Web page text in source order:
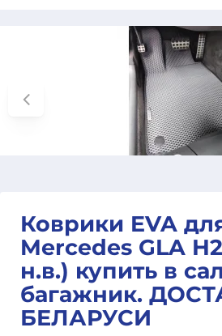
Коврики EVA
Mercedes GLA
н.в.) купить в
багажник.
БЕЛАРУСИ